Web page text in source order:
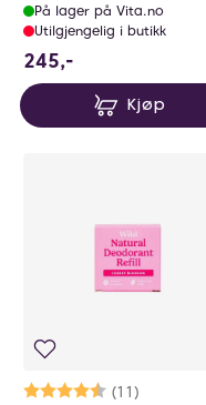
På lager på Vita.no
Utilgjengelig i butikk
245,-
Kjøp
Karakter:
(11)
4.9 av 5 mulige